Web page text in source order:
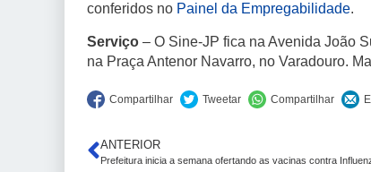
conferidos no Painel da Empregabilidade.
Serviço – O Sine-JP fica na Avenida João
na Praça Antenor Navarro, no Varadouro.
ANTERIOR